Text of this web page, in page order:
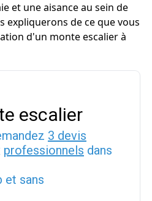
et une aisance au sein de
expliquerons de ce que vous
d'un monte escalier à
escalier
3 devis
professionnels dans
et sans